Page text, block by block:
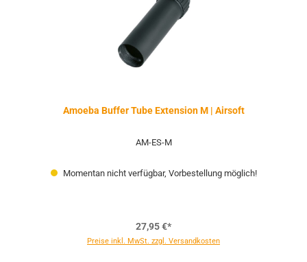
Amoeba Buffer Tube Extension M | Airsoft
AM-ES-M
Momentan nicht verfügbar, Vorbestellung möglich!
27,95 €*
Preise inkl. MwSt. zzgl. Versandkosten